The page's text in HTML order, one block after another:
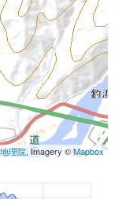
理院, Imagery ©Mapbox